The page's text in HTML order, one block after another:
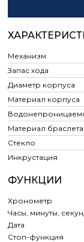
Механизм
Запас хода
Диаметр корпуса
Материал корпуса
Материал браслета
Стекло
Инкрустация
ФУНКЦИИ
Хронометр
Часы, минуты,
Дата
Cтоп-функция